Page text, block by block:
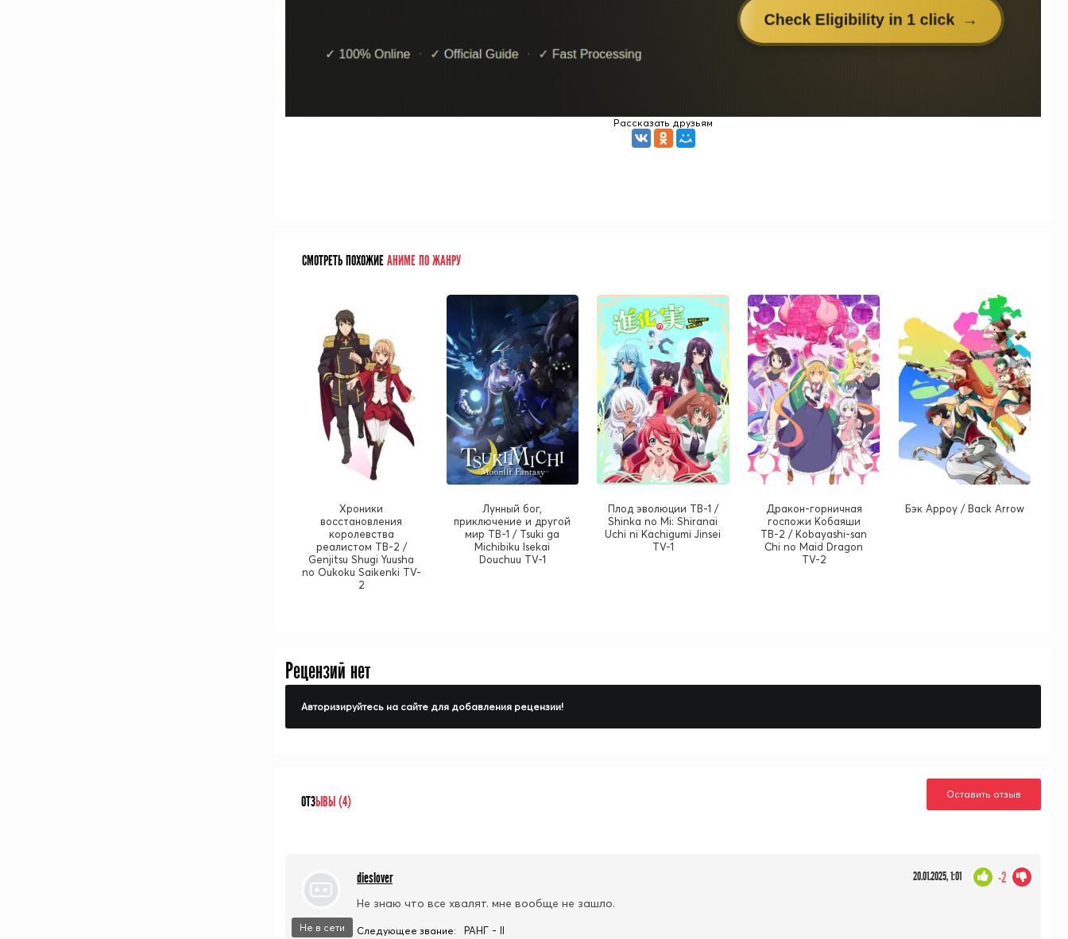
Рассказать друзьям
СМОТРЕТЬ ПОХОЖИЕАНИМЕ ПО ЖАНРУ
Хроники
восстановления
королевства
реалистом ТВ-2 /
Genjitsu Shugi Yuusha
no Oukoku Saikenki TV-
2
Лунный бог,
приключение и другой
мир ТВ-1 / Tsuki ga
Michibiku Isekai
Douchuu TV-1
Плод эволюции ТВ-1 /
Shinka no Mi: Shiranai
Uchi ni Kachigumi Jinsei
TV-1
Дракон-горничная
госпожи Кобаяши
ТВ-2 / Kobayashi-san
Chi no Maid Dragon
TV-2
Бэк Арроу / Back Arrow
Рецензий нет
Авторизируйтесь на сайте для добавления рецензии!
ОТЗЫВЫ (4) Оставить отзыв
Не в сети
dieslover 20.01.2025, 1:01
Не знаю что все хвалят. мне вообще не зашло.
-2
Следующее звание: РАНГ - II